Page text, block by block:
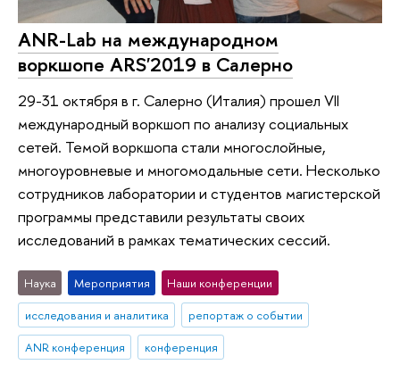
ANR-Lab на международном
воркшопе ARS'2019 в Салерно
29-31 октября в г. Салерно (Италия) прошел VII
международный воркшоп по анализу социальных
сетей. Темой воркшопа стали многослойные,
многоуровневые и многомодальные сети. Несколько
сотрудников лаборатории и студентов магистерской
программы представили результаты своих
исследований в рамках тематических сессий.
Наука Мероприятия
Наши конференции
исследования и аналитика
репортаж о событии
ANR конференция
конференция